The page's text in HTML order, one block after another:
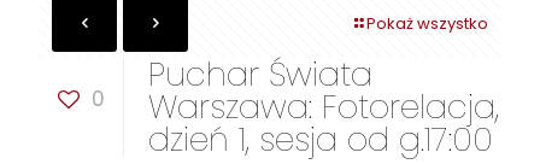
Pokaż wszystko
0
Puchar Świata
Warszawa: Fotorelacja,
dzień 1, sesja od g.17:00